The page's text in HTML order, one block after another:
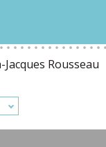
Jacques Rousseau